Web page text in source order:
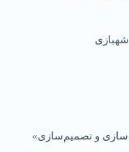
و تصمیم‌سازی»